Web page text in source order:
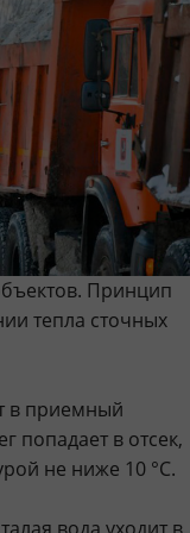
Принцип
тепла сточных
в приемный
попадает в отсек,
не ниже 10 °С.